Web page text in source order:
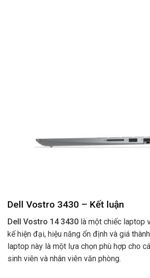
Dell Vostro 3430 – Kết luận
Dell Vostro 14 3430 là một chiếc laptop
kế hiện đại, hiệu năng ổn định và giá
laptop này là một lựa chọn phù hợp cho
sinh viên và nhân viên văn phòng.